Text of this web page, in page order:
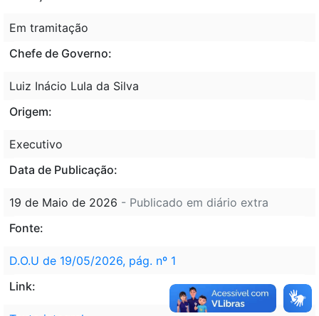
Em tramitação
Chefe de Governo:
Luiz Inácio Lula da Silva
Origem:
Executivo
Data de Publicação:
19 de Maio de 2026 - Publicado em diário extra
Fonte:
D.O.U de 19/05/2026, pág. nº 1
Link: